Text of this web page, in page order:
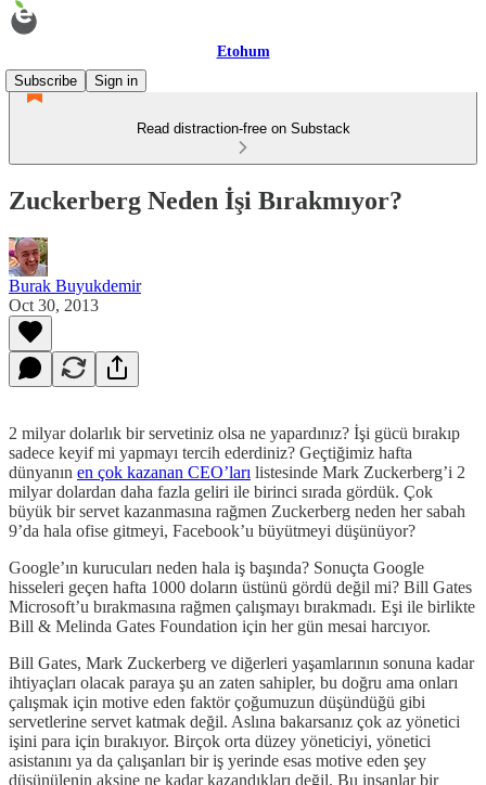
Etohum
Subscribe
Sign in
Read distraction-free on Substack
Zuckerberg Neden İşi Bırakmıyor?
Burak Buyukdemir
Oct 30, 2013
2 milyar dolarlık bir servetiniz olsa ne yapardınız? İşi gücü bırakıp
sadece keyif mi yapmayı tercih ederdiniz? Geçtiğimiz hafta
dünyanın en çok kazanan CEO’ları listesinde Mark Zuckerberg’i 2
milyar dolardan daha fazla geliri ile birinci sırada gördük. Çok
büyük bir servet kazanmasına rağmen Zuckerberg neden her sabah
9’da hala ofise gitmeyi, Facebook’u büyütmeyi düşünüyor?
Google’ın kurucuları neden hala iş başında? Sonuçta Google
hisseleri geçen hafta 1000 doların üstünü gördü değil mi? Bill Gates
Microsoft’u bırakmasına rağmen çalışmayı bırakmadı. Eşi ile birlikte
Bill & Melinda Gates Foundation için her gün mesai harcıyor.
Bill Gates, Mark Zuckerberg ve diğerleri yaşamlarının sonuna kadar
ihtiyaçları olacak paraya şu an zaten sahipler, bu doğru ama onları
çalışmak için motive eden faktör çoğumuzun düşündüğü gibi
servetlerine servet katmak değil. Aslına bakarsanız çok az yönetici
işini para için bırakıyor. Birçok orta düzey yöneticiyi, yönetici
asistanını ya da çalışanları bir iş yerinde esas motive eden şey
düşünülenin aksine ne kadar kazandıkları değil. Bu insanlar bir